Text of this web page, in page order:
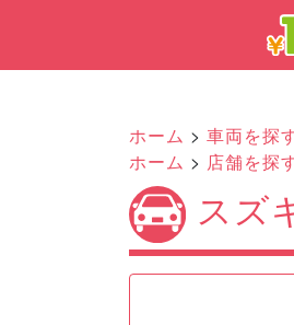
ホーム > 車両を探
ホーム > 店舗を探
スズ